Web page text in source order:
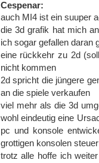
Cespenar:
auch MI4 ist ein suuper
die 3d grafik hat mich
ich sogar gefallen daran
eine rückkehr zu 2d
nicht kommen
2d spricht die jüngere
an die spiele verkaufen
viel mehr als die 3d
wohl eindeutig eine
pc und konsole
grottigen konsolen
trotz alle hoffe ich